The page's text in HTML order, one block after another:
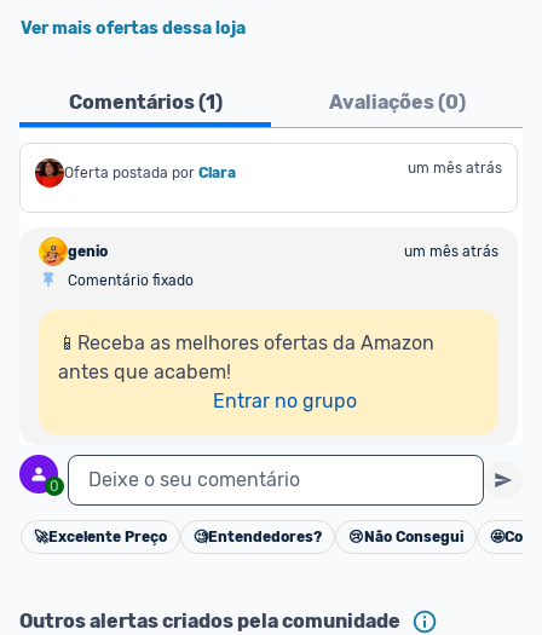
Ver mais ofertas dessa loja
Comentários (1) Avaliações (0)
Oferta postada por Clara um mês atrás
genio
um mês atrás
Comentário fixado
📱Receba as melhores ofertas da Amazon
antes que acabem!
Entrar no grupo
0 Deixe o seu comentário
Cancelar
🚀Excelente Preço 🧐Entendedores? 😢 Não Consegui 🤩
Outros alertas criados pela comunidade